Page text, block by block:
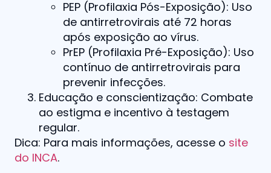
PEP (Profilaxia Pós-Exposição): Uso
de antirretrovirais até 72 horas
após exposição ao vírus.
PrEP (Profilaxia Pré-Exposição): Uso
contínuo de antirretrovirais para
prevenir infecções.
Educação e conscientização: Combate
ao estigma e incentivo à testagem
regular.
Dica: Para mais informações, acesse o site
do INCA.